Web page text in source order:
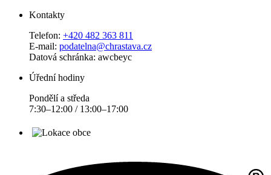
Kontakty
Telefon: +420 482 363 811
E-mail: podatelna@chrastava.cz
Datová schránka: awcbeyc
Úřední hodiny
Pondělí a středa
7:30–12:00 / 13:00–17:00